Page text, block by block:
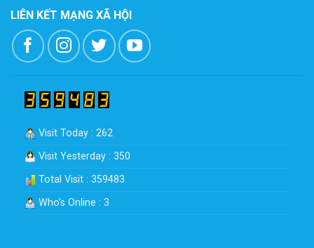
LIÊN KẾT MẠNG XÃ HỘI
Visit Today : 262
Visit Yesterday : 350
Total Visit : 359483
Who's Online : 3